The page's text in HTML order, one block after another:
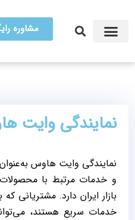
مشاوره
نمایندگی وایت
نمایندگی وایت هاوس
و خدمات مرتبط با محصولات
بازار ایران دارد. مشتریانی